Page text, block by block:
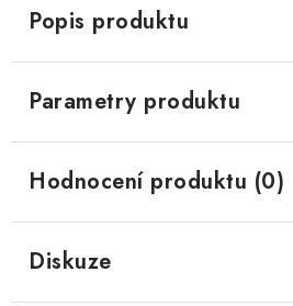
Popis produktu
Parametry produktu
Hodnocení produktu (0)
Diskuze